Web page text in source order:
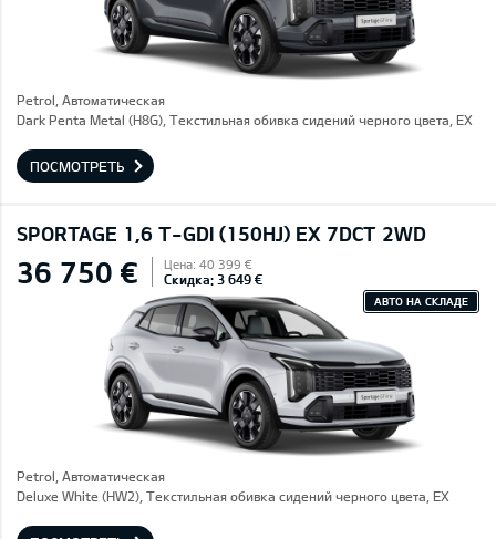
Petrol, Автоматическая
Dark Penta Metal (H8G), Текстильная обивка сидений черного цвета, EX
ПОСМОТРЕТЬ
SPORTAGE 1,6 T-GDI (150HJ) EX 7DCT 2WD
36 750 € Цена: 40 399 €
Скидка: 3 649 €
АВТО НА СКЛАДЕ
Petrol, Автоматическая
Deluxe White (HW2), Текстильная обивка сидений черного цвета, EX